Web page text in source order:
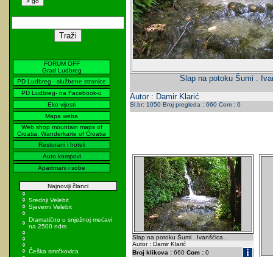
FORUM OFF
Grad Ludbreg
PD Ludbreg - službene stranice
PD Ludbreg- na Facebook-u
Eko vijesti
Mapa weba
Web shop mountain maps of
Croatia, Wanderkarte of Croatia
Restorani i hoteli
Auto kampovi
Apartmani i sobe
Najnoviji članci
Srednji Velebit
Sjeverni Velebit
Dramatično u snježnoj mećavi
na 2500 ndm
Češka smrčkovica
Slap na potoku Šumi .
Autor : Damir Klarić
Sl.br: 1050 Broj pregleda : 660 Com : 0
Slap na potoku Šumi . Ivanšćica .
Autor : Damir Klarić
Broj klikova :660 Com :0